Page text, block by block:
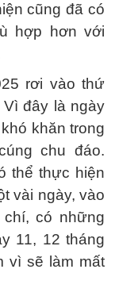
cũng đã có
hợp hơn với
rơi vào thứ
đây là ngày
khăn trong
chu đáo.
thể thực hiện
vài ngày, vào
có những
11, 12 tháng
vì sẽ làm mất